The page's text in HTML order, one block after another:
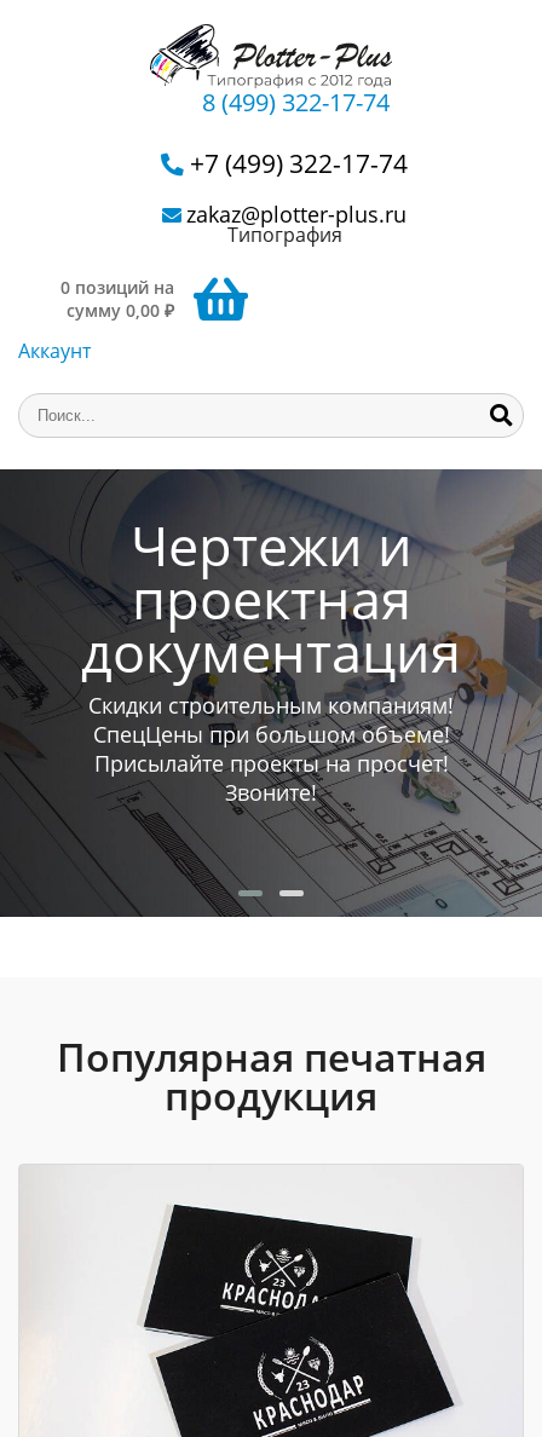
8 (499) 322-17-74
+7 (499) 322-17-74
zakaz@plotter-plus.ru
Типография
0 позиций на
сумму 0,00 ₽
Аккаунт
Чертежи и
проектная
документация
Скидки строительным компаниям!
СпецЦены при большом объеме!
Присылайте проекты на просчет!
Звоните!
Популярная печатная
продукция